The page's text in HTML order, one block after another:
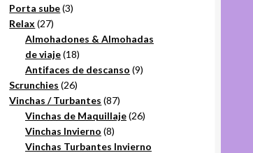
productos
Porta sube 33
Relax 2727
productos
Almohadones & Almohadas
de viaje 1818
productos
Antifaces de descanso 99
Scrunchies 2626
productos
Vinchas / Turbantes 8787
productos
Vinchas de Maquillaje 2626
Vinchas Invierno 88
productos
Vinchas Turbantes Invierno